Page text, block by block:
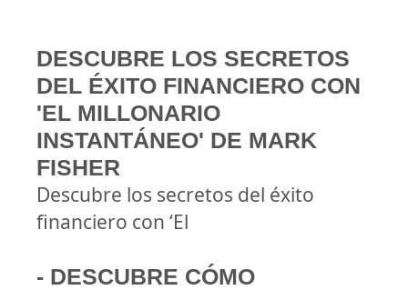
DESCUBRE LOS SECRETOS
DEL ÉXITO FINANCIERO CON
'EL MILLONARIO
INSTANTÁNEO' DE MARK
FISHER
Descubre los secretos del éxito
financiero con ‘El
- DESCUBRE CÓMO